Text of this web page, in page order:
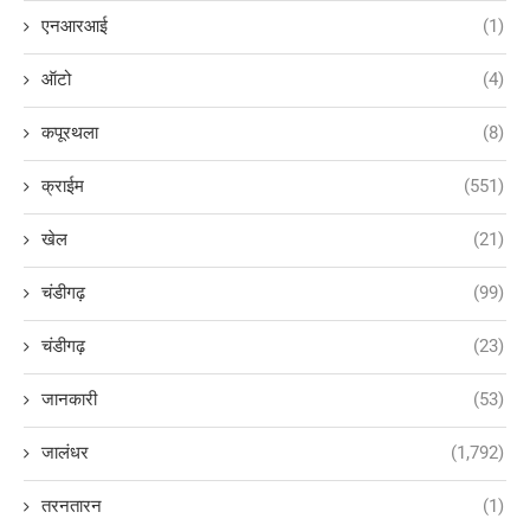
एनआरआई (1)
ऑटो (4)
कपूरथला (8)
क्राईम (551)
खेल (21)
चंडीगढ़ (99)
चंडीगढ़ (23)
जानकारी (53)
जालंधर (1,792)
तरनतारन (1)